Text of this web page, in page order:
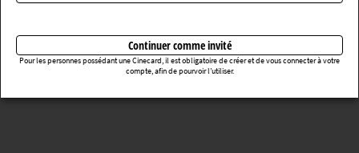
Continuer comme invité
Pour les personnes possédant une Cinecard, il est obligatoire de créer et de vous connecter à votre
compte, afin de pourvoir l’utiliser.